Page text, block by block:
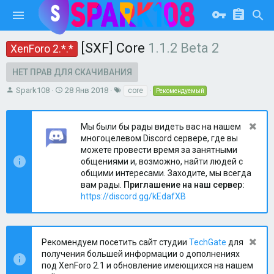
XenForo 2.*.* [SXF] Core 1.1.2 Beta 2
НЕТ ПРАВ ДЛЯ СКАЧИВАНИЯ
А
т
Spark108
Д
т
с
о
я
28 Янв 2018
г
core Рекомендуемый
Мы были бы рады видеть вас на нашем
многоцелевом Discord сервере, где вы
можете провести время за занятными
общениями и, возможно, найти людей с
общими интересами. Заходите, мы всегда
вам рады. Приглашение на наш сервер:
https://discord.gg/kEdafXB
Рекомендуем посетить сайт студии TechGate для
получения большей информации о дополнениях
под XenForo 2.1 и обновление имеющихся на нашем